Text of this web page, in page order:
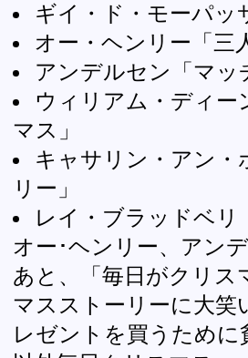
ギイ・ド・モーパッ
オー・ヘンリー「三
アンデルセン「マッ
ウィリアム・ディー
マス」
キャサリン・アン・
リー」
レイ・ブラッドベリ
オー･ヘンリー、アン
あと、「毎日がクリ
マスストーリーに大笑
レゼントを買うため